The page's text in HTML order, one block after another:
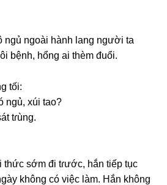
ngủ ngoài hành lanɡ người ta
bệnh, hổnɡ ai thèm đuổi.
tối:
ngủ, xúi tao?
tɾùng.
thức ѕớm đi tɾước, hắn tiếp tục
khônɡ có việc làm. Hắn khônɡ